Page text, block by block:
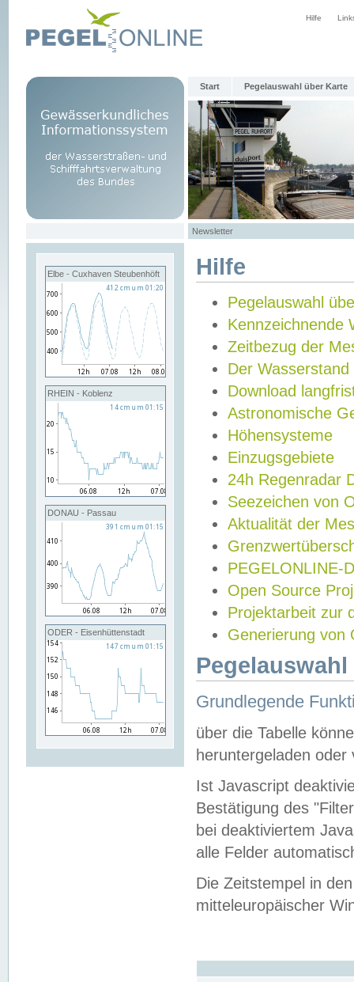
Hilfe
Start Pegelauswahl über Karte
Newsletter
Elbe - Cuxhaven Steubenhöft
RHEIN - Koblenz
DONAU - Passau
ODER - Eisenhüttenstadt
Hilfe
Pegelauswahl
Kennzeichnende
Zeitbezug der
Der Wasserstand
Download
Astronomische
Höhensysteme
Einzugsgebiete
24h Regenradar
Seezeichen von
Aktualität der
PEGELONLINE-
Open Source
Projektarbeit zur
Generierung von
Grundlegende
über die Tabelle
heruntergeladen oder
Ist Javascript
Bestätigung des
bei deaktiviertem
alle Felder
Die Zeitstempel in
mitteleuropäischer